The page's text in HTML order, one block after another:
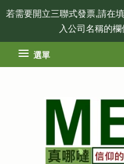
若需要開立三聯式發票,請在
入公司名稱的
選單